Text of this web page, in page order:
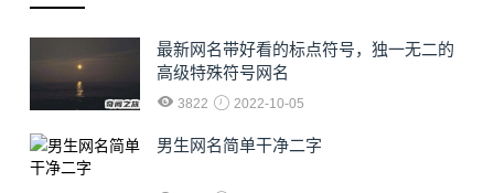
最新网名带好看的标点符号，独一无二的
高级特殊符号网名
3822 2022-10-05
男生网名简单干净二字